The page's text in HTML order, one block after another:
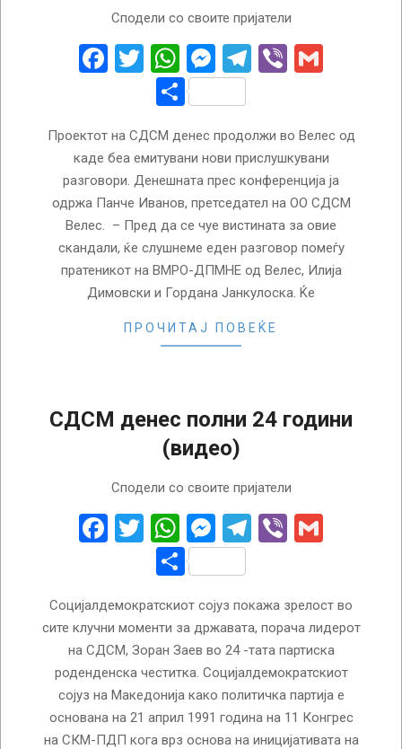
Сподели со своите пријатели
Facebook
Twitter
WhatsApp
Messenger
Telegram
Viber
Share
Проектот на СДСМ денес продолжи во Велес од
каде беа емитувани нови прислушкувани
разговори. Денешната прес конференција ја
одржа Панче Иванов, претседател на ОО СДСМ
Велес. – Пред да се чуе вистината за овие
скандали, ќе слушнеме еден разговор помеѓу
пратеникот на ВМРО-ДПМНЕ од Велес, Илија
Димовски и Гордана Јанкулоска. Ќе
ПРОЧИТАЈ ПОВЕЌЕ
СДСМ денес полни 24 години
(видео)
Сподели со своите пријатели
Facebook
Twitter
WhatsApp
Messenger
Telegram
Viber
Share
Социјалдемократскиот сојуз покажа зрелост во
сите клучни моменти за државата, порача лидерот
на СДСМ, Зоран Заев во 24 -тата партиска
роденденска честитка. Социјалдемократскиот
сојуз на Македонија како политичка партија е
основана на 21 април 1991 година на 11 Конгрес
на СКМ-ПДП кога врз основа на иницијативата на